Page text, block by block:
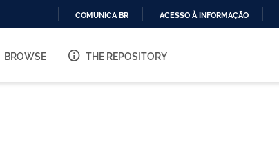
O
COMUNICA BR ACESSO À INFORMAÇÃO
BROWSE THE REPOSITORY